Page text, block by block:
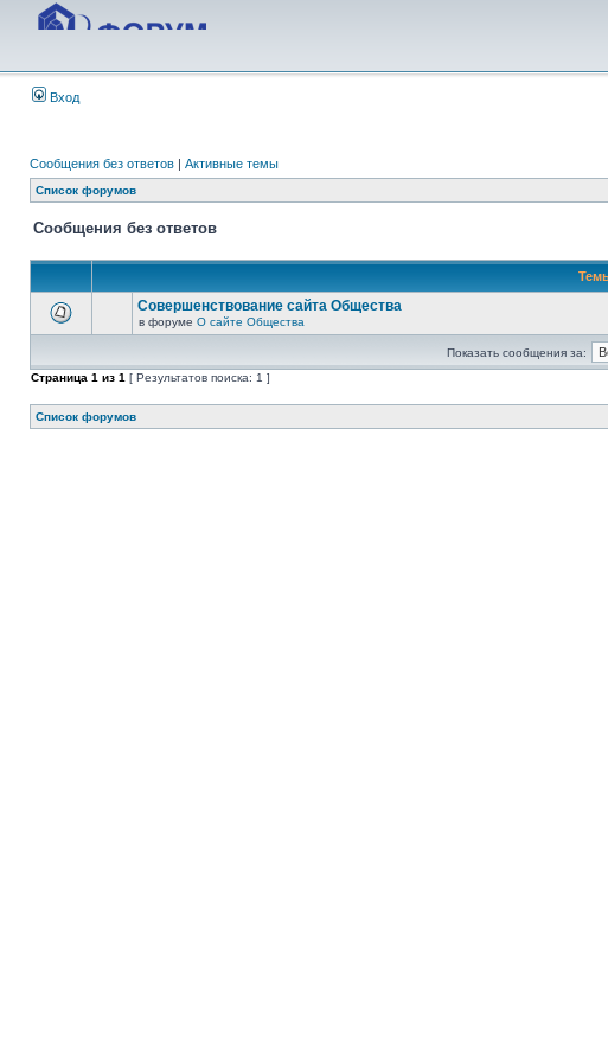
Вход
Сообщения без ответов | Активные темы
Список форумов
Сообщения без ответов
Совершенствование сайта Общества
в форуме О сайте Общества
Показать сообщения за:
Страница 1 из 1 [ Результатов поиска: 1 ]
Список форумов